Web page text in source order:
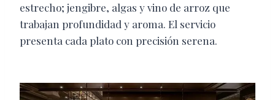
estrecho; jengibre, algas y vino de arroz que
trabajan profundidad y aroma. El servicio
presenta cada plato con precisión serena.